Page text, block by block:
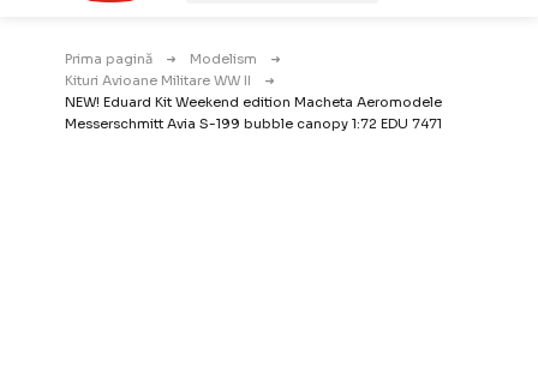
Prima pagină
Modelism
Kituri Avioane Militare WW II
NEW! Eduard Kit Weekend edition Macheta Aeromodele
Messerschmitt Avia S-199 bubble canopy 1:72 EDU 7471